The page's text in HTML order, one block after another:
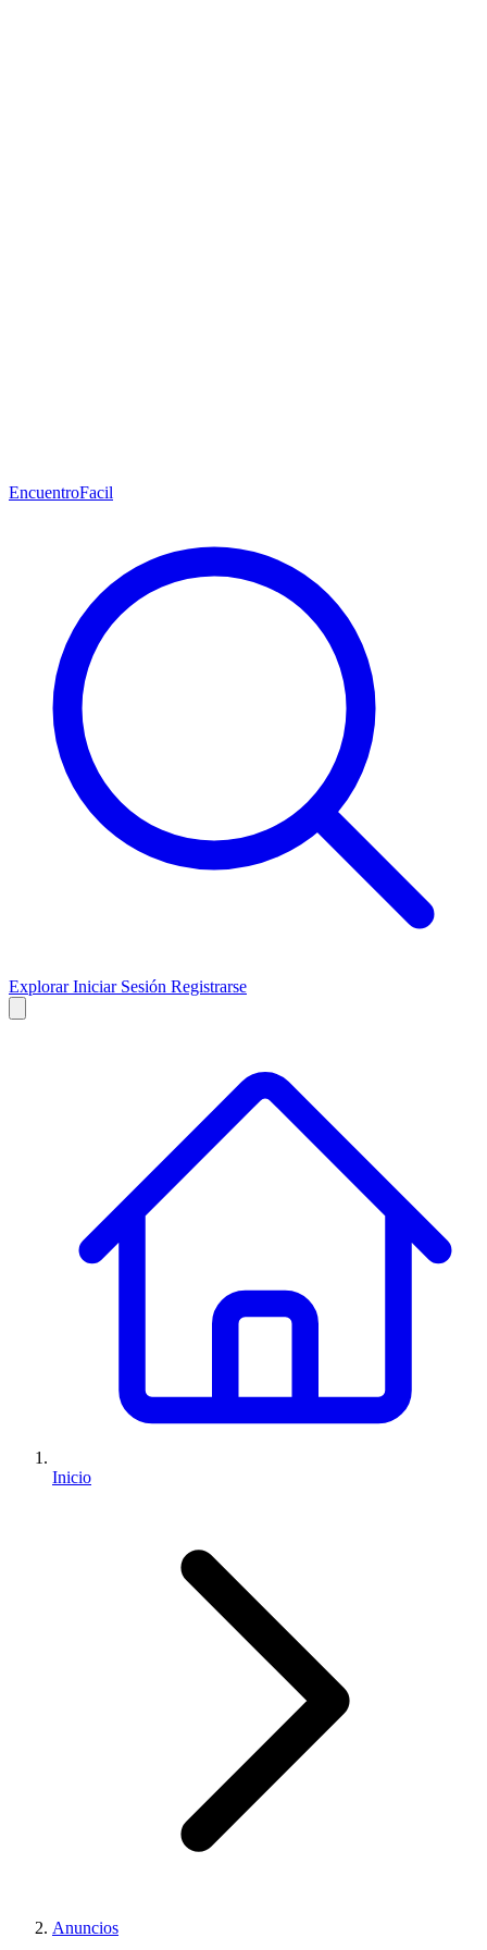
EncuentroFacil
ExplorarIniciar Sesión Registrarse
Inicio
Anuncios